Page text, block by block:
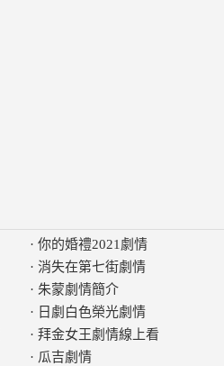
· 你的婚禮2021劇情
· 消失在第七街劇情
· 朱蒙劇情簡介
· 日劇白色榮光劇情
· 拜金女王劇情線上看
· 瓜吉劇情